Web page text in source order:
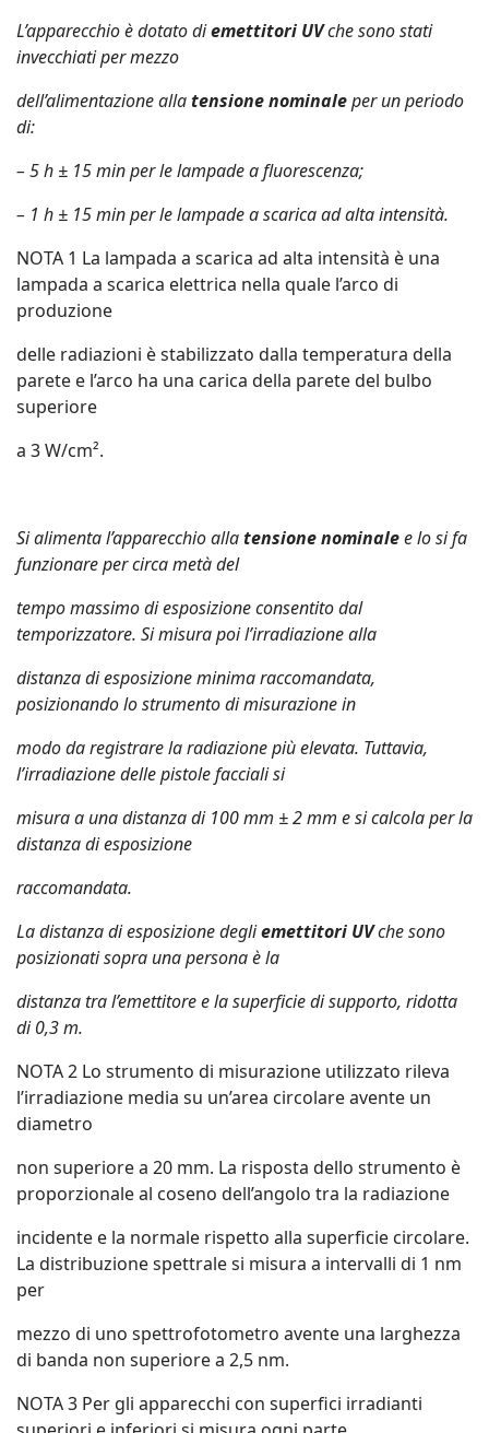
L’apparecchio è dotato diemettitori UVche sono stati
invecchiati per mezzo
dell’alimentazione allatensione nominaleper un periodo
di:
– 5 h ± 15 min per le lampade a fluorescenza;
– 1 h ± 15 min per le lampade a scarica ad alta intensità.
NOTA 1 La lampada a scarica ad alta intensità è una
lampada a scarica elettrica nella quale l’arco di
produzione
delle radiazioni è stabilizzato dalla temperatura della
parete e l’arco ha una carica della parete del bulbo
superiore
a 3 W/cm².
Si alimenta l’apparecchio allatensione nominalee lo si fa
funzionare per circa metà del
tempo massimo di esposizione consentito dal
temporizzatore. Si misura poi l’irradiazione alla
distanza di esposizione minima raccomandata,
posizionando lo strumento di misurazione in
modo da registrare la radiazione più elevata. Tuttavia,
l’irradiazione delle pistole facciali si
misura a una distanza di 100 mm ± 2 mm e si calcola per la
distanza di esposizione
raccomandata.
La distanza di esposizione degliemettitori UVche sono
posizionati sopra una persona è la
distanza tra l’emettitore e la superficie di supporto, ridotta
di 0,3 m.
NOTA 2 Lo strumento di misurazione utilizzato rileva
l’irradiazione media su un’area circolare avente un
diametro
non superiore a 20 mm. La risposta dello strumento è
proporzionale al coseno dell’angolo tra la radiazione
incidente e la normale rispetto alla superficie circolare.
La distribuzione spettrale si misura a intervalli di 1 nm
per
mezzo di uno spettrofotometro avente una larghezza
di banda non superiore a 2,5 nm.
NOTA 3 Per gli apparecchi con superfici irradianti